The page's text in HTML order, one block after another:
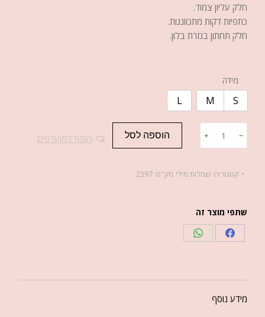
חלק עליון צמוד.
כתפיות דקות מתכווננות.
חלק תחתון בגזרת בלון.
מידה
S
M
L
﹣
﹢ הוספה לסל הוסף למועדפים
קטגוריה: שמלות מידי מק"ט: 2397
שתפי מוצר זה
מידע נוסף